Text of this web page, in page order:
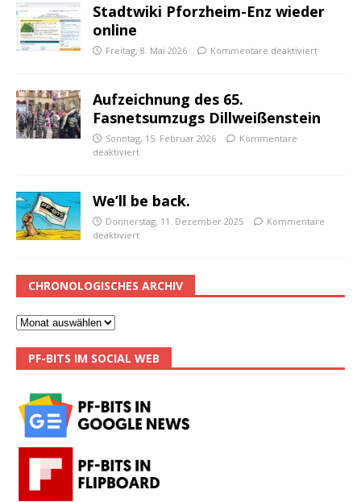
Stadtwiki Pforzheim-Enz wieder
online
Freitag, 8. Mai 2026 Kommentare deaktiviert
Aufzeichnung des 65.
Fasnetsumzugs Dillweißenstein
Sonntag, 15. Februar 2026
Kommentare
deaktiviert
We’ll be back.
Donnerstag, 11. Dezember 2025
Kommentare
deaktiviert
CHRONOLOGISCHES ARCHIV
PF-BITS IM SOCIAL WEB